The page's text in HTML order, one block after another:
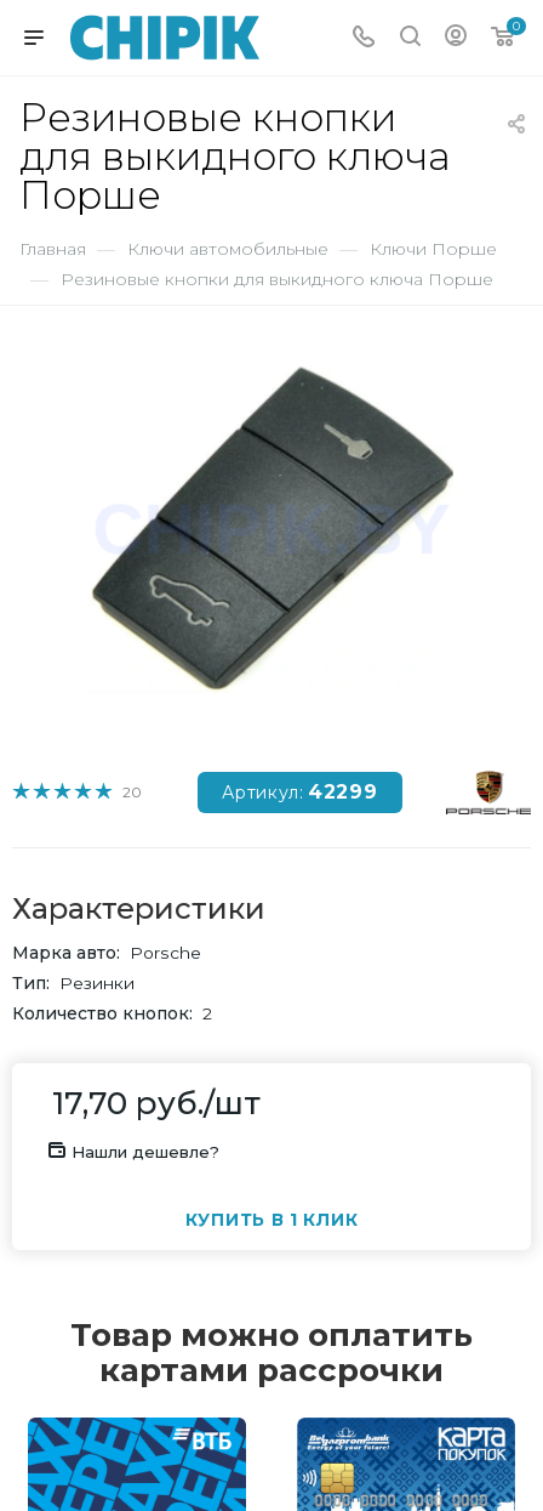
0
Резиновые кнопки
для выкидного ключа
Порше
Главная — Ключи автомобильные — Ключи Порше
— Резиновые кнопки для выкидного ключа Порше
20 Артикул: 42299
Характеристики
Марка авто
Porsche
Тип
Резинки
Количество кнопок
2
17,70 руб./шт
Нашли дешевле?
КУПИТЬ В 1 КЛИК
Товар можно оплатить
картами рассрочки